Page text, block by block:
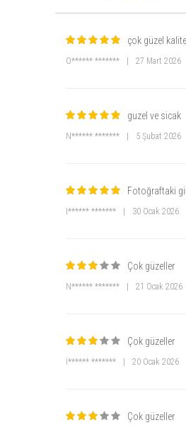
çok güzel
O****** ******* 27 Mart 2026
guzel ve sicak
N****** ******* 5 Şubat 2026
Fotoğraftaki
I****** ******* 30 Ocak 2026
Çok güzeller
N****** ******* 21 Ocak 2026
Çok güzeller
İ****** ******* 20 Ocak 2026
Çok güzeller